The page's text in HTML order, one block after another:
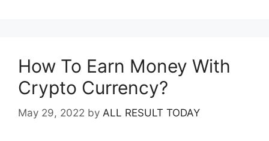
How To Earn Money With
Crypto Currency?
May 29, 2022 by ALL RESULT TODAY